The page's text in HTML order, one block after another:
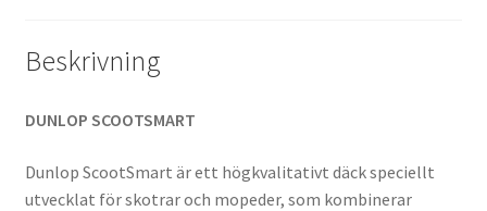
Beskrivning
DUNLOP SCOOTSMART
Dunlop ScootSmart är ett högkvalitativt däck speciellt
utvecklat för skotrar och mopeder, som kombinerar